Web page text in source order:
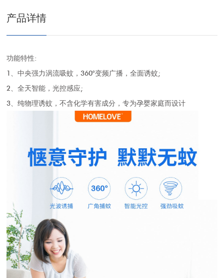
产品详情
功能特性:
1、中央强力涡流吸蚊，360°变频广播，全面诱蚊;
2、全天智能，光控感应;
3、纯物理诱蚊，不含化学有害成分，专为孕婴家庭而设计